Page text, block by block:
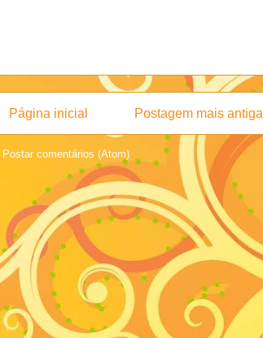
Postagem mais antiga
Página inicial
Postar comentários (Atom)